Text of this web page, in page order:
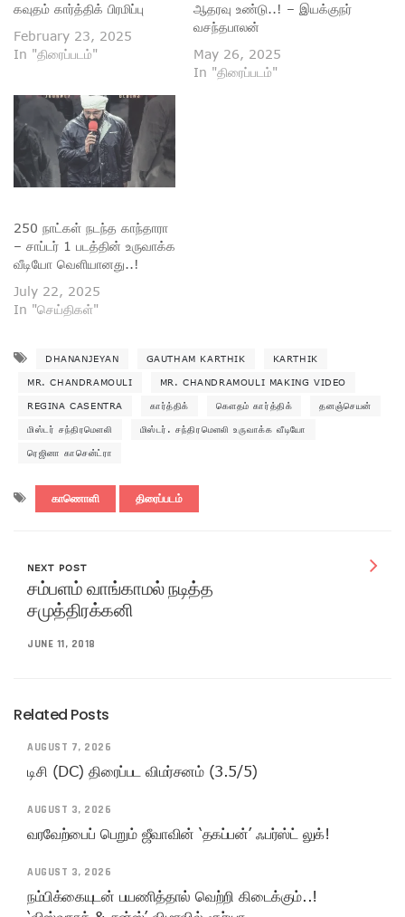
கவுதம் கார்த்திக் பிரமிப்பு
February 23, 2025
In "திரைப்படம்"
ஆதரவு உண்டு..! – இயக்குநர்
வசந்தபாலன்
May 26, 2025
In "திரைப்படம்"
250 நாட்கள் நடந்த காந்தாரா
– சாப்டர் 1 படத்தின் உருவாக்க
வீடியோ வெளியானது..!
July 22, 2025
In "செய்திகள்"
DHANANJEYAN GAUTHAM KARTHIK KARTHIK
MR. CHANDRAMOULI MR. CHANDRAMOULI MAKING VIDEO
REGINA CASENTRA கார்த்திக் கௌதம் கார்த்திக் தனஞ்செயன்
மிஸ்டர் சந்திரமௌலி மிஸ்டர். சந்திரமௌலி உருவாக்க வீடியோ
ரெஜினா காசென்ட்ரா
காணொளி திரைப்படம்
NEXT POST
சம்பளம் வாங்காமல் நடித்த
சமுத்திரக்கனி
JUNE 11, 2018
Related Posts
AUGUST 7, 2026
டிசி (DC) திரைப்பட விமர்சனம் (3.5/5)
AUGUST 3, 2026
வரவேற்பைப் பெறும் ஜீவாவின் ‘தகப்பன்’ ஃபர்ஸ்ட் லுக்!
AUGUST 3, 2026
நம்பிக்கையுடன் பயணித்தால் வெற்றி கிடைக்கும்..!